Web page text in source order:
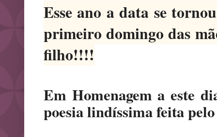
Esse ano a data se
primeiro domingo das
filho!!!!
Em Homenagem a este
poesia lindíssima feita